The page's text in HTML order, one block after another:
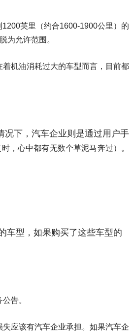
英里（约合1600-1900公里）的
为允许范围。
机油消耗过大的车型而言，目前都
况下，汽车企业则是通过用户手
，心中都有无数个草泥马奔过）。
车型，如果购买了这些车型的
告。
应该有汽车企业承担。如果汽车企